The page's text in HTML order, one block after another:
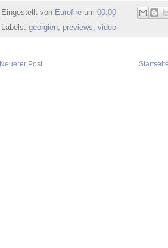
Eingestellt von Eurofire um 00:00
Labels: georgien, previews, video
Neuerer Post